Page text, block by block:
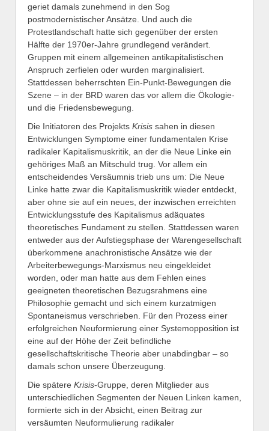
geriet damals zunehmend in den Sog
postmodernistischer Ansätze. Und auch die
Protestlandschaft hatte sich gegenüber der ersten
Hälfte der 1970er-Jahre grundlegend verändert.
Gruppen mit einem allgemeinen antikapitalistischen
Anspruch zerfielen oder wurden marginalisiert.
Stattdessen beherrschten Ein-Punkt-Bewegungen die
Szene – in der BRD waren das vor allem die Ökologie-
und die Friedensbewegung.
Die Initiatoren des Projekts Krisis sahen in diesen
Entwicklungen Symptome einer fundamentalen Krise
radikaler Kapitalismuskritik, an der die Neue Linke ein
gehöriges Maß an Mitschuld trug. Vor allem ein
entscheidendes Versäumnis trieb uns um: Die Neue
Linke hatte zwar die Kapitalismuskritik wieder entdeckt,
aber ohne sie auf ein neues, der inzwischen erreichten
Entwicklungsstufe des Kapitalismus adäquates
theoretisches Fundament zu stellen. Stattdessen waren
entweder aus der Aufstiegsphase der Warengesellschaft
überkommene anachronistische Ansätze wie der
Arbeiterbewegungs-Marxismus neu eingekleidet
worden, oder man hatte aus dem Fehlen eines
geeigneten theoretischen Bezugsrahmens eine
Philosophie gemacht und sich einem kurzatmigen
Spontaneismus verschrieben. Für den Prozess einer
erfolgreichen Neuformierung einer Systemopposition ist
eine auf der Höhe der Zeit befindliche
gesellschaftskritische Theorie aber unabdingbar – so
damals schon unsere Überzeugung.
Die spätere Krisis-Gruppe, deren Mitglieder aus
unterschiedlichen Segmenten der Neuen Linken kamen,
formierte sich in der Absicht, einen Beitrag zur
versäumten Neuformulierung radikaler